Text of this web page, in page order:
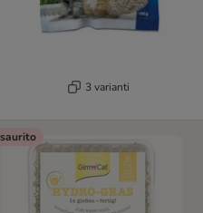
3 varianti